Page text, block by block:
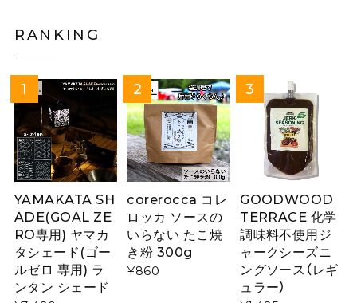
RANKING
YAMAKATA SH
ADE(GOAL ZE
RO専用) ヤマカ
タシェード(ゴー
ルゼロ 専用) ラ
ンタン シェード
corerocca コレ
ロッカ ソースの
いらない たこ焼
き粉 300g
¥860
GOODWOOD
TERRACE 化学
調味料不使用ジ
ャークシーズニ
ングソース（レギ
ュラー）